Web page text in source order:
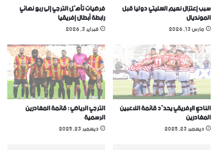
سبب إعتزال نعيم السليتي دوليا قبل
المونديال
مارس 13, 2026
فرضيات تأهّل الترجي إلى ربع نهائي
رابطة أبطال إفريقيا
فبراير 3, 2026
النادي الإفريقي يحدّد قائمة اللاعبين
المغادرين
ديسمبر 23, 2025
الترجي الرياضي : قائمة المغادرين
الرسمية
ديسمبر 23, 2025